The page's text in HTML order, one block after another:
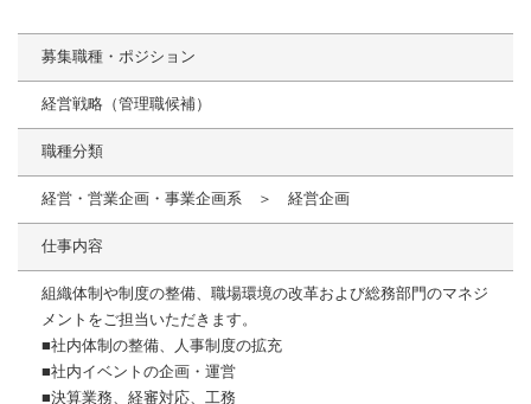
募集職種・ポジション
経営戦略（管理職候補）
職種分類
経営・営業企画・事業企画系 ＞ 経営企画
仕事内容
組織体制や制度の整備、職場環境の改革および総務部門のマネジ
メントをご担当いただきます。
■社内体制の整備、人事制度の拡充
■社内イベントの企画・運営
■決算業務、経審対応、工務